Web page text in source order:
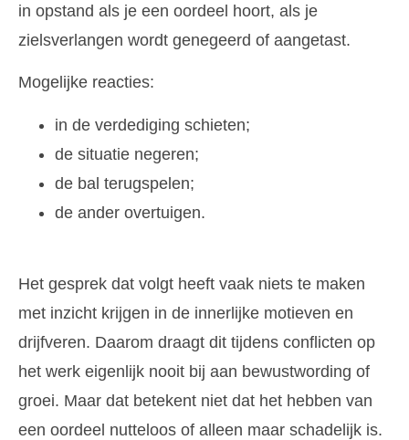
in opstand als je een oordeel hoort, als je
zielsverlangen wordt genegeerd of aangetast.
Mogelijke reacties:
in de verdediging schieten;
de situatie negeren;
de bal terugspelen;
de ander overtuigen.
Het gesprek dat volgt heeft vaak niets te maken
met inzicht krijgen in de innerlijke motieven en
drijfveren. Daarom draagt dit tijdens conflicten op
het werk eigenlijk nooit bij aan bewustwording of
groei. Maar dat betekent niet dat het hebben van
een oordeel nutteloos of alleen maar schadelijk is.